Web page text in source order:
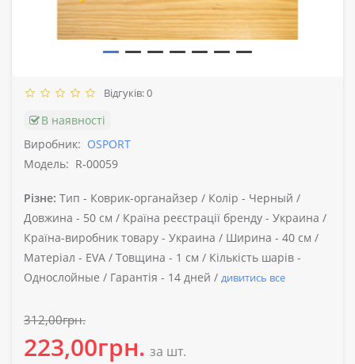
Відгуків: 0
В наявності
Виробник: OSPORT
Модель: R-00059
Різне: Тип - Коврик-органайзер / Колір - Черный /
Довжина - 50 см / Країна реєстрації бренду - Украина /
Країна-виробник товару - Украина / Ширина - 40 см /
Матеріал - EVA / Товщина - 1 см / Кількість шарів -
Однослойные / Гарантія - 14 дней / дивитись все
312,00грн.
223,00грн. за шт.